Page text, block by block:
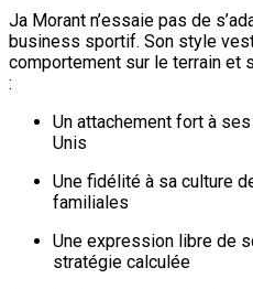
Ja Morant n’essaie pas de
business sportif. Son style
comportement sur le terrain et
:
Un attachement fort à
Unis
Une fidélité à sa culture
familiales
Une expression libre de
stratégie calculée